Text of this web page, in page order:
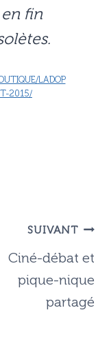
fin
LADOP
2015/
SUIVANT
Ciné-débat et
pique-nique
partagé